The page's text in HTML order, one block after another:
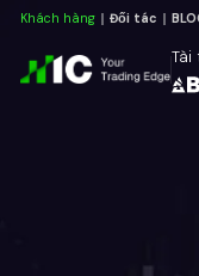
Khách hàng Đối tác
Tài